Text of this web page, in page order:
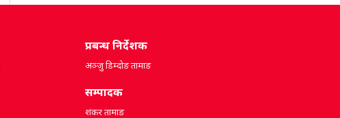
प्रबन्ध निर्देशक
अञ्जु डिम्दोङ तामाङ
सम्पादक
शंकर तामाङ